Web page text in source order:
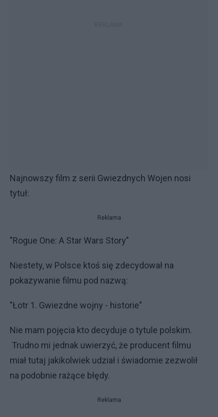
Najnowszy film z serii Gwiezdnych Wojen nosi
tytuł:
Reklama
"Rogue One: A Star Wars Story"
Niestety, w Polsce ktoś się zdecydował na
pokazywanie filmu pod nazwą:
"Łotr 1. Gwiezdne wojny - historie"
Nie mam pojęcia kto decyduje o tytule polskim.
Trudno mi jednak uwierzyć, że producent filmu
miał tutaj jakikolwiek udział i świadomie zezwolił
na podobnie rażące błędy.
Reklama